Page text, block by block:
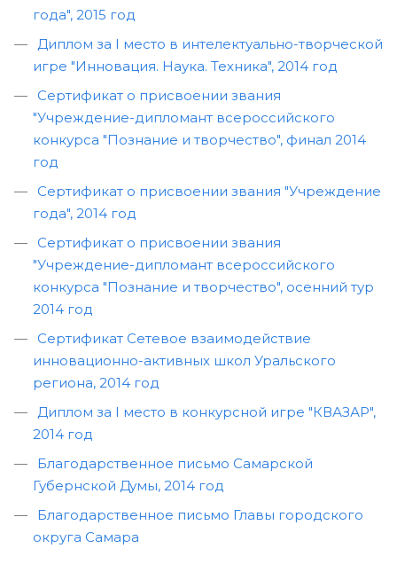
года", 2015 год
Диплом за I место в интелектуально-творческой
игре "Инновация. Наука. Техника", 2014 год
Сертификат о присвоении звания
"Учреждение-дипломант всероссийского
конкурса "Познание и творчество", финал 2014
год
Сертификат о присвоении звания "Учреждение
года", 2014 год
Сертификат о присвоении звания
"Учреждение-дипломант всероссийского
конкурса "Познание и творчество", осенний тур
2014 год
Сертификат Сетевое взаимодействие
инновационно-активных школ Уральского
региона, 2014 год
Диплом за I место в конкурсной игре "КВАЗАР",
2014 год
Благодарственное письмо Самарской
Губернской Думы, 2014 год
Благодарственное письмо Главы городского
округа Самара